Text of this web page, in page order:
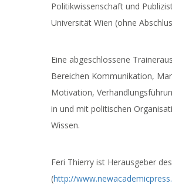
Politikwissenschaft und
Universität Wien (ohne
Eine abgeschlossene
Bereichen Kommunikation,
Motivation,
in und mit politischen
Wissen.
Feri Thierry ist Herausgeber
(http://